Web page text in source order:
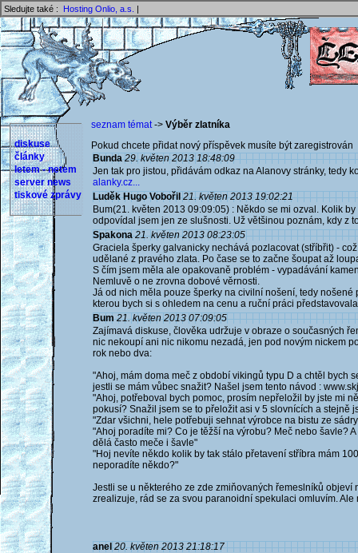
Sledujte také : Hosting Onlio, a.s. |
diskuse
články
letem - netem
server news
tiskové zprávy
seznam témat-> Výběr zlatníka
Pokud chcete přidat nový příspěvek musíte být
Bunda 29. květen 2013 18:48:09
Jen tak pro jistou, přidávám odkaz na Alanovy stránky, tedy
alanky.cz...
Luděk Hugo Vobořil 21. květen 2013 19:02:21
Bum(21. květen 2013 09:09:05) : Někdo se mi ozval. Kolik
odpovídal jsem jen ze slušnosti. Už většinou poznám, kdy z
Spakona 21. květen 2013 08:23:05
Graciela šperky galvanicky nechává pozlacovat (stříbřit) -
udělané z pravého zlata. Po čase se to začne šoupat až
S čím jsem měla ale opakovaně problém - vypadávání
Nemluvě o ne zrovna dobové věrnosti.
Já od nich měla pouze šperky na civilní nošení, tedy
kterou bych si s ohledem na cenu a ruční práci
Bum 21. květen 2013 07:09:05
Zajímavá diskuse, člověka udržuje v obraze o současných
nic nekoupí ani nic nikomu nezadá, jen pod novým nickem
rok nebo dva:
"Ahoj, mám doma meč z období vikingů typu D a chtěl bych
jestli se mám vůbec snažit? Našel jsem tento návod :
"Ahoj, potřeboval bych pomoc, prosím nepřeložil by jste mi
pokusí? Snažil jsem se to přeložit asi v 5 slovnících a stejně
"Zdar všichni, hele potřebuji sehnat výrobce na bistu ze
"Ahoj poradíte mi? Co je těžší na výrobu? Meč nebo šavle?
dělá často meče i šavle"
"Hoj nevíte někdo kolik by tak stálo přetavení stříbra mám
neporadíte někdo?"
Jestli se u některého ze zde zmiňovaných řemeslníků
zrealizuje, rád se za svou paranoidní spekulaci omluvím.
anel 20. květen 2013 21:18:17